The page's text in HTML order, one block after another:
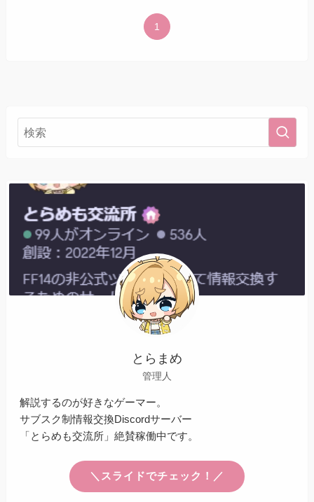
1
とらまめ
管理人
解説するのが好きなゲーマー。
サブスク制情報交換Discordサーバー
「とらめも交流所」絶賛稼働中です。
＼スライドでチェック！／